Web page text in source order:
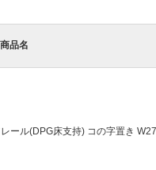
商品名
ール(DPG床支持) コの字置き